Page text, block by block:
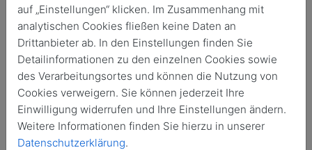
Kontaktinformationen
Anrede*
Namenszusatz
auf „Einstellungen“ klicken. Im Zusammenhang mit
analytischen Cookies fließen keine Daten an
Drittanbieter ab. In den Einstellungen finden Sie
Detailinformationen zu den einzelnen Cookies sowie
des Verarbeitungsortes und können die Nutzung von
Cookies verweigern. Sie können jederzeit Ihre
Einwilligung widerrufen und Ihre Einstellungen ändern.
Weitere Informationen finden Sie hierzu in unserer
Datenschutzerklärung.